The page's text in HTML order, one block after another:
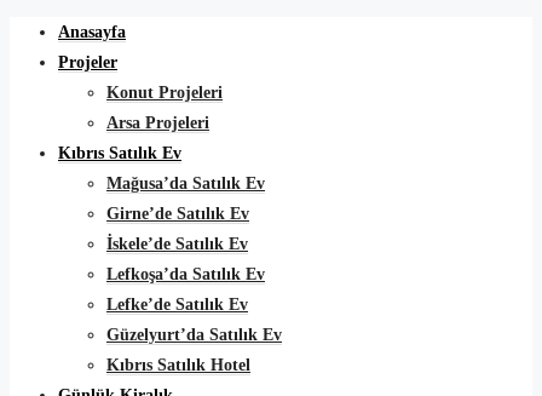
Anasayfa
Projeler
Konut Projeleri
Arsa Projeleri
Kıbrıs Satılık Ev
Mağusa’da Satılık Ev
Girne’de Satılık Ev
İskele’de Satılık Ev
Lefkoşa’da Satılık Ev
Lefke’de Satılık Ev
Güzelyurt’da Satılık Ev
Kıbrıs Satılık Hotel